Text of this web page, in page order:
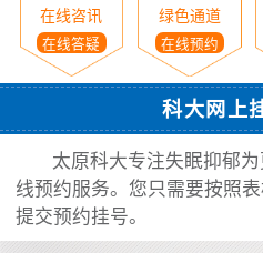
在线咨讯
在线答疑
绿色通道
在线预约
科大网上
太原科大专注失眠抑郁
线预约服务。您只需要按照
提交预约挂号。